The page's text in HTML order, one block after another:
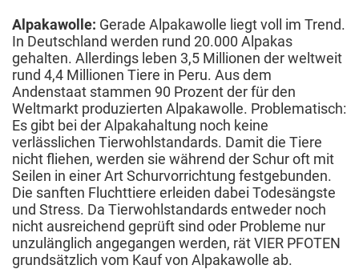
Alpakawolle: Gerade Alpakawolle liegt voll im Trend.
In Deutschland werden rund 20.000 Alpakas
gehalten. Allerdings leben 3,5 Millionen der weltweit
rund 4,4 Millionen Tiere in Peru. Aus dem
Andenstaat stammen 90 Prozent der für den
Weltmarkt produzierten Alpakawolle. Problematisch:
Es gibt bei der Alpakahaltung noch keine
verlässlichen Tierwohlstandards. Damit die Tiere
nicht fliehen, werden sie während der Schur oft mit
Seilen in einer Art Schurvorrichtung festgebunden.
Die sanften Fluchttiere erleiden dabei Todesängste
und Stress. Da Tierwohlstandards entweder noch
nicht ausreichend geprüft sind oder Probleme nur
unzulänglich angegangen werden, rät VIER PFOTEN
grundsätzlich vom Kauf von Alpakawolle ab.